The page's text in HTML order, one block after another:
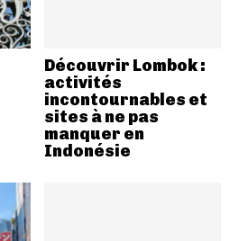
Découvrir Lombok :
activités
incontournables et
sites à ne pas
manquer en
Indonésie